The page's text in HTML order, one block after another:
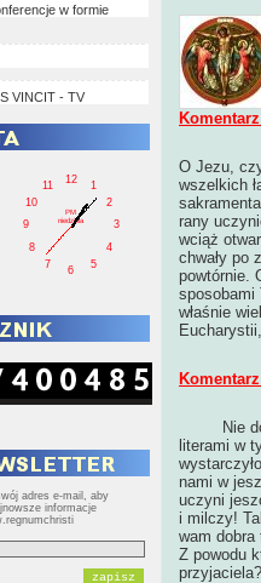
w formie
VINCIT - TV
1
2
3
4
5
6
7
8
9
10
11
12
PM
niedziela
adres e-mail, aby
informacje
O Jezu,
wszelkich
rany
wciąż
chwały po
powtórnie.
sposobami
właśnie
Nie
literami w
nami w
uczyni
i milczy!
wam dobra
Z powodu